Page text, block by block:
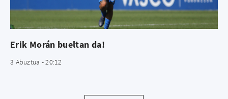
Erik Morán bueltan da!
3 Abuztua - 20:12